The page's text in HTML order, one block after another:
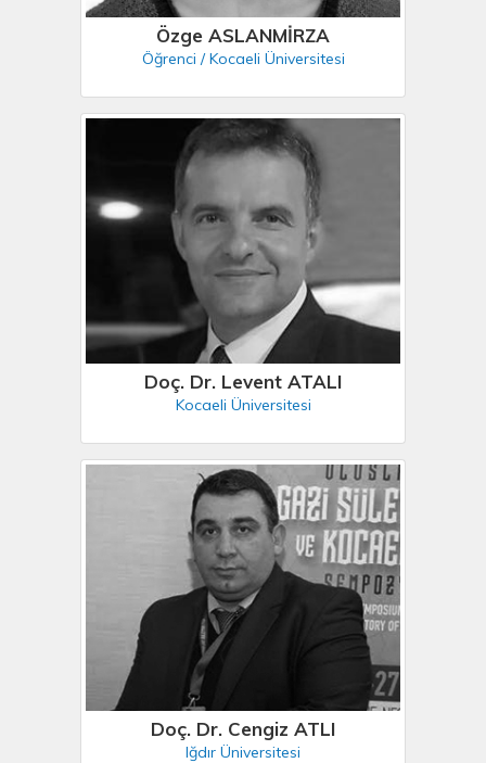
Özge ASLANMİRZA
Öğrenci / Kocaeli Üniversitesi
Doç. Dr. Levent ATALI
Kocaeli Üniversitesi
Doç. Dr. Cengiz ATLI
Iğdır Üniversitesi